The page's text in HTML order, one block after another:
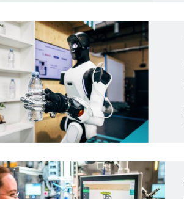
Tlačová informácia